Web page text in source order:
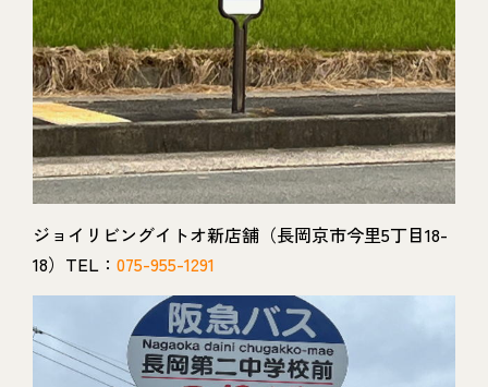
ジョイリビングイトオ新店舗（長岡京市今里5丁目18-
18）TEL： 075-955-1291